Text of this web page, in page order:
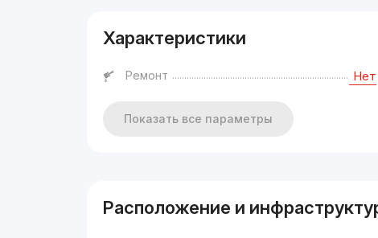
Характеристики
Ремонт Нет
Показать все параметры
Расположение и